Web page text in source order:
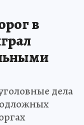
в
дела